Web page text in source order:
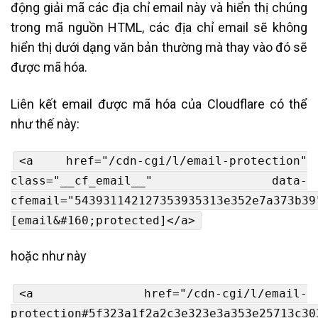
động giải mã các địa chỉ email này và hiển thị chúng
trong mã nguồn HTML, các địa chỉ email sẽ không
hiển thị dưới dạng văn bản thường mà thay vào đó sẽ
được mã hóa.
Liên kết email được mã hóa của Cloudflare có thể
như thế này:
<a href="/cdn-cgi/l/email-protection"
class="__cf_email__" data-
[email&#160;protected]</a>
hoặc như này
<a href="/cdn-cgi/l/email-